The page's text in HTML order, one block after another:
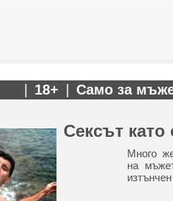
18+ Само за
Сексът
Много
на